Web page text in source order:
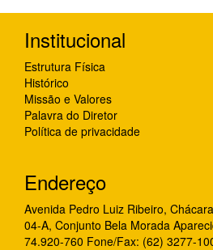
Institucional
Estrutura Física
Histórico
Missão e Valores
Palavra do Diretor
Política de privacidade
Endereço
Avenida Pedro Luiz Ribeiro,
04-A, Conjunto Bela Morada
74.920-760 Fone/Fax: (62) 3277-